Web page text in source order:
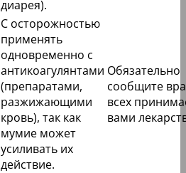
диарея).
С осторожностью
применять
одновременно с
антикоагулянтами
(препаратами,
разжижающими
кровь), так как
мумие может
усиливать их
действие.
Обязательно
сообщите
всех
вами